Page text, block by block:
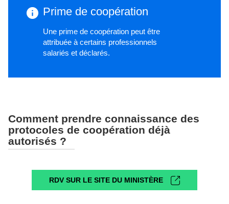
Prime de coopération
Une prime de coopération peut être
attribuée à certains professionnels
salariés et déclarés.
Comment prendre connaissance des
protocoles de coopération déjà
autorisés ?
RDV SUR LE SITE DU MINISTÈRE